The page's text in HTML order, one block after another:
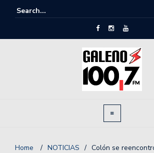
Home / NOTICIAS / Colón se